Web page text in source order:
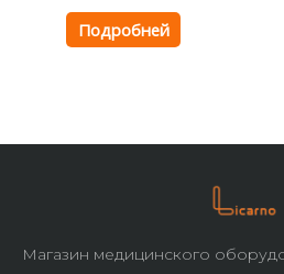
Подробней
Магазин медицинского